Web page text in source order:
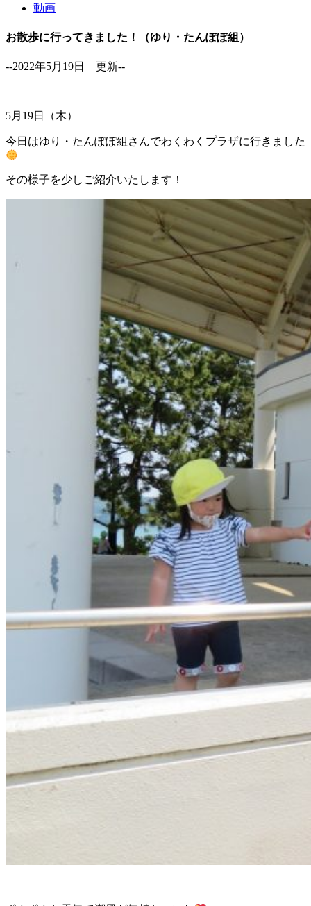
動画
お散歩に行ってきました！（ゆり・たんぽぽ組）
--2022年5月19日 更新--
5月19日（木）
今日はゆり・たんぽぽ組さんでわくわくプラザに行きました
その様子を少しご紹介いたします！